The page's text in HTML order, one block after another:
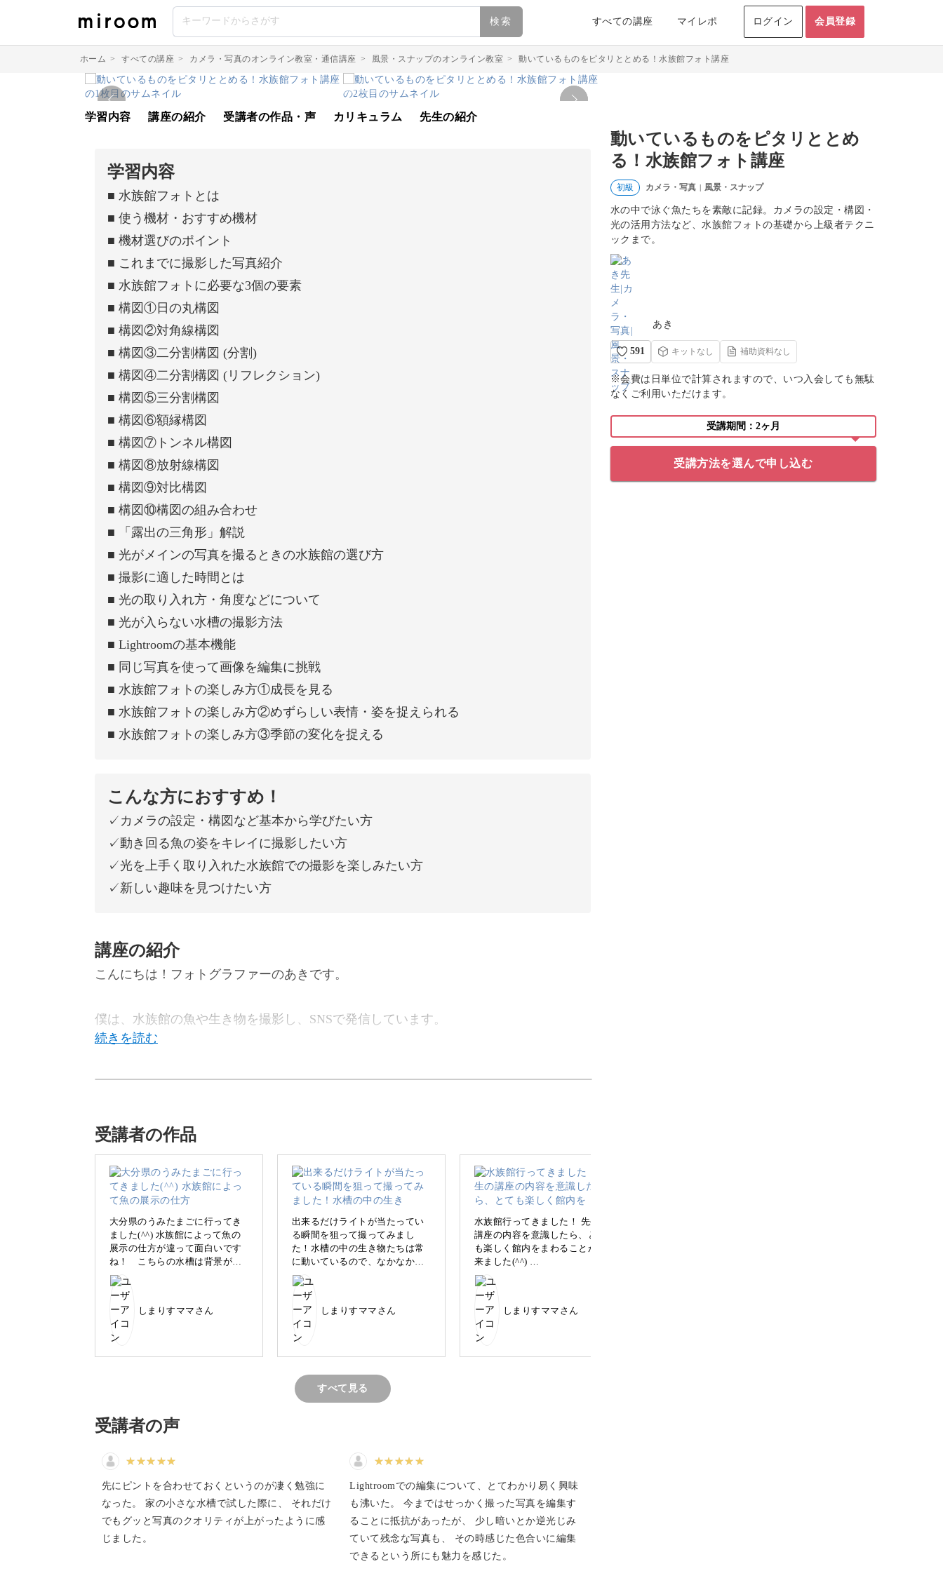
検索 すべての講座 マイレポ ログイン 会員登録
ホーム > すべての講座 > カメラ・写真のオンライン教室・通信講座 > 風景・スナップのオンライン教室 > 動いているものをピタリととめる！水族館フォト講座
動いているものをピタリととめ
る！水族館フォト講座
初級 カメラ・写真 | 風景・スナップ
水の中で泳ぐ魚たちを素敵に記録。カメラの設定・構図・
光の活用方法など、水族館フォトの基礎から上級者テクニ
ックまで。
あき
591 キットなし 補助資料なし
※会費は日単位で計算されますので、いつ入会しても無駄
なくご利用いただけます。
受講期間：2ヶ月
受講方法を選んで申し込む
学習内容 講座の紹介 受講者の作品・声 カリキュラム 先生の紹介
学習内容
■ 水族館フォトとは
■ 使う機材・おすすめ機材
■ 機材選びのポイント
■ これまでに撮影した写真紹介
■ 水族館フォトに必要な3個の要素
■ 構図①日の丸構図
■ 構図②対角線構図
■ 構図③二分割構図 (分割)
■ 構図④二分割構図 (リフレクション)
■ 構図⑤三分割構図
■ 構図⑥額縁構図
■ 構図⑦トンネル構図
■ 構図⑧放射線構図
■ 構図⑨対比構図
■ 構図⑩構図の組み合わせ
■ 「露出の三角形」解説
■ 光がメインの写真を撮るときの水族館の選び方
■ 撮影に適した時間とは
■ 光の取り入れ方・角度などについて
■ 光が入らない水槽の撮影方法
■ Lightroomの基本機能
■ 同じ写真を使って画像を編集に挑戦
■ 水族館フォトの楽しみ方①成長を見る
■ 水族館フォトの楽しみ方②めずらしい表情・姿を捉えられる
■ 水族館フォトの楽しみ方③季節の変化を捉える
こんな方におすすめ！
✓カメラの設定・構図など基本から学びたい方
✓動き回る魚の姿をキレイに撮影したい方
✓光を上手く取り入れた水族館での撮影を楽しみたい方
✓新しい趣味を見つけたい方
講座の紹介
こんにちは！フォトグラファーのあきです。
僕は、水族館の魚や生き物を撮影し、SNSで発信しています。
えします。
水族館へ一緒に出かけるような気持ちで、楽しく学んでいきましょう！
動いているものを「ピタリ」と止めるテクニックが学べます
動いているものをピタリと止めて撮影するのはなかなか難しいです。
がある方も多いのではないでしょうか。
ります。
受講者の作品
大分県のうみたまごに行ってき
ました(^^) 水族館によって魚の
展示の仕方が違って面白いです
ね！ こちらの水槽は背景が黒
で、ショッキングピンクのお花
が入っていて、魚のビジュアル
が際立つようにコーディネート
されていました！
しまりすママさん
出来るだけライトが当たってい
る瞬間を狙って撮ってみまし
た！水槽の中の生き物たちは常
に動いているので、なかなか思
い通りにはなりませんが、それ
も醍醐味ですね！(^^)
しまりすママさん
水族館行ってきました！ 先生の
講座の内容を意識したら、とて
も楽しく館内をまわることが出
来ました(^^)
こちらの写真はムツゴロウが2匹
見つめあっているように撮りま
した。
私のカメラはオートフォーカス
しか出来ない機種だと思い込ん
でいましたが、こちらのレッス
ンを聞きながら設定を見直して
しまりすママさん
すべて見る
受講者の声
先にピントを合わせておくというのが凄く勉強に
なった。 家の小さな水槽で試した際に、 それだけ
でもグッと写真のクオリティが上がったように感
じました。
Lightroomでの編集について、とてわかり易く興味
も沸いた。 今まではせっかく撮った写真を編集す
ることに抵抗があったが、 少し暗いとか逆光じみ
ていて残念な写真も、 その時感じた色合いに編集
できるという所にも魅力を感じた。